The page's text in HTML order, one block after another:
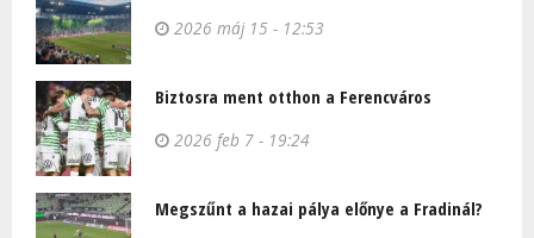
2026 máj 15 - 12:53
Biztosra ment otthon a Ferencváros
2026 feb 7 - 19:24
Megszűnt a hazai pálya előnye a Fradinál?